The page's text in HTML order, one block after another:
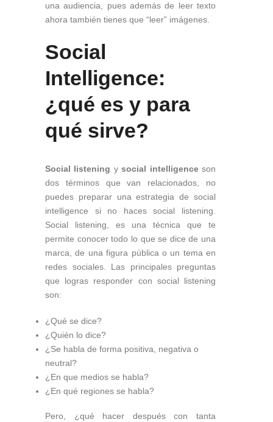
una audiencia, pues además de leer texto
ahora también tienes que “leer” imágenes.
Social
Intelligence:
¿qué es y para
qué sirve?
Social listening ysocial intelligenceson
dos términos que van relacionados, no
puedes preparar una estrategia de social
intelligence si no haces social listening.
Social listening, es una técnica que te
permite conocer todo lo que se dice de una
marca, de una figura pública o un tema en
redes sociales. Las principales preguntas
que logras responder con social listening
son:
¿Qué se dice?
¿Quién lo dice?
¿Se habla de forma positiva, negativa o
neutral?
¿En que medios se habla?
¿En qué regiones se habla?
Pero, ¿qué hacer después con tanta